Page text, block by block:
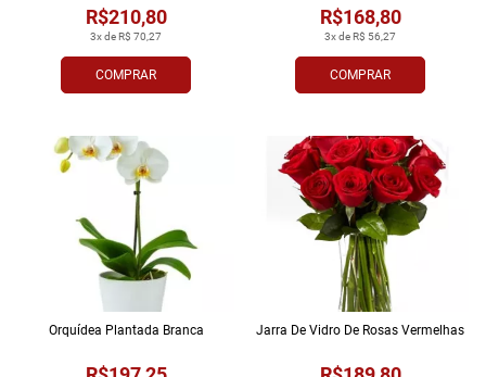
COMPRAR
3x de R$ 70,27
R$210,80
COMPRAR
3x de R$ 56,27
R$168,80
Orquídea Plantada Branca Jarra De Vidro De Rosas Vermelhas